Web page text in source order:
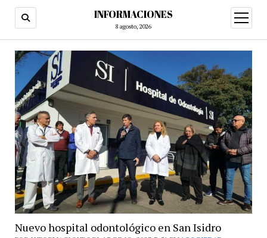
INFORMACIONES
8 agosto, 2026
abrir
menú
Nuevo hospital odontológico en San Isidro